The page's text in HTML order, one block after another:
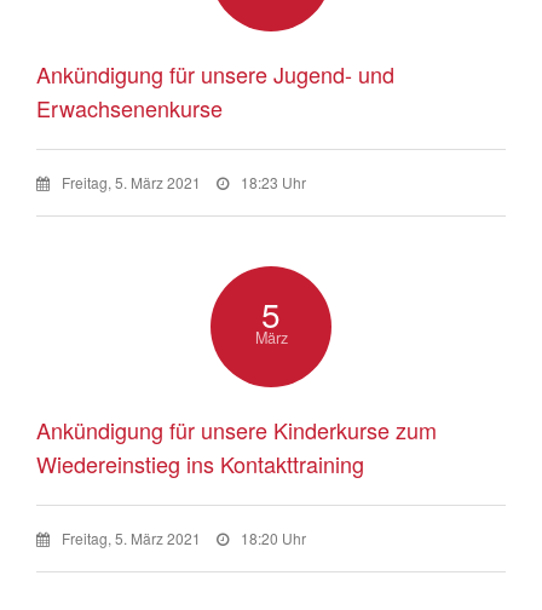
Ankündigung für unsere Jugend- und
Erwachsenenkurse
Freitag, 5. März 2021 18:23 Uhr
5
März
Ankündigung für unsere Kinderkurse zum
Wiedereinstieg ins Kontakttraining
Freitag, 5. März 2021 18:20 Uhr